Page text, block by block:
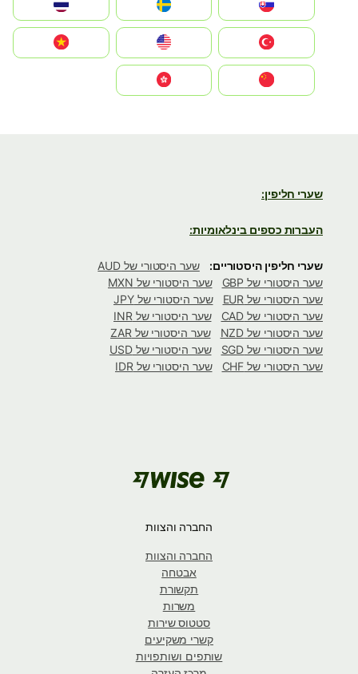
Slovensko
United States
Vietnam
שערי חליפין:
העברות כספים בינלאומיות:
שערי חליפין היסטוריים:
שער היסטורי של AUD
שער היסטורי של GBP
שער היסטורי של MXN
שער היסטורי של EUR
שער היסטורי של JPY
שער היסטורי של CAD
שער היסטורי של INR
שער היסטורי של NZD
שער היסטורי של ZAR
שער היסטורי של SGD
שער היסטורי של USD
שער היסטורי של CHF
שער היסטורי של IDR
החברה והצוות
החברה והצוות
אבטחה
תקשורת
משרות
סטטוס שירות
קשרי משקיעים
שותפים ושותפויות